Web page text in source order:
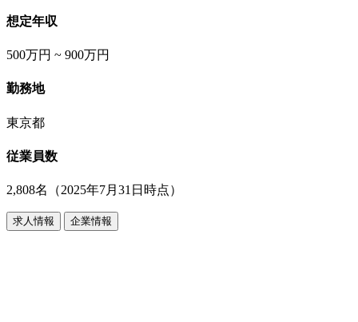
想定年収
500万円 ~ 900万円
勤務地
東京都
従業員数
2,808名（2025年7月31日時点）
求人情報 企業情報